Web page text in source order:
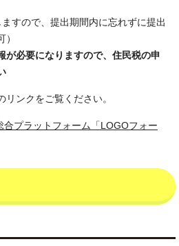
すので、提出期間内に忘れずに提出
必要になりますので、住民税の申
リンクをご覧ください。
合プラットフォーム「LOGOフォー